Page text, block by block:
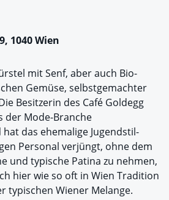
1040 Wien
mit Senf, aber auch Bio-
Gemüse, selbstgemachter
Besitzerin des Café Goldegg
der Mode-Branche
hat das ehemalige Jugendstil-
Personal verjüngt, ohne dem
und typische Patina zu nehmen,
hier wie so oft in Wien Tradition
typischen Wiener Melange.